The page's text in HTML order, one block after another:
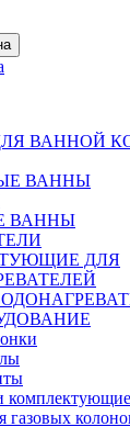
ВАННОЙ
ВАННЫ
ВАННЫ
ДЛЯ
комплектующие
газовых